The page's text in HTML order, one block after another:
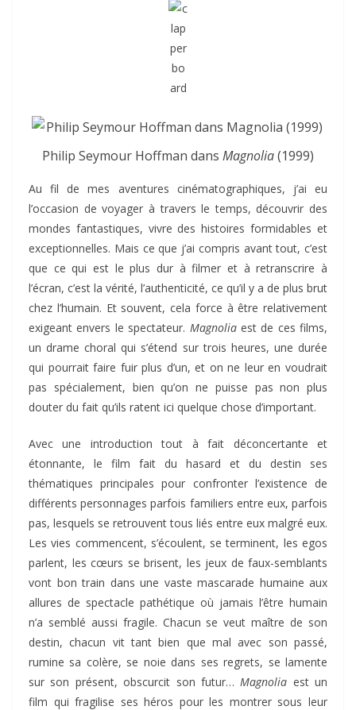
Philip Seymour Hoffman dans Magnolia(1999)
Au fil de mes aventures cinématographiques, j’ai eu
l’occasion de voyager à travers le temps, découvrir des
mondes fantastiques, vivre des histoires formidables et
exceptionnelles. Mais ce que j’ai compris avant tout, c’est
que ce qui est le plus dur à filmer et à retranscrire à
l’écran, c’est la vérité, l’authenticité, ce qu’il y a de plus brut
chez l’humain. Et souvent, cela force à être relativement
exigeant envers le spectateur. Magnoliaest de ces films,
un drame choral qui s’étend sur trois heures, une durée
qui pourrait faire fuir plus d’un, et on ne leur en voudrait
pas spécialement, bien qu’on ne puisse pas non plus
douter du fait qu’ils ratent ici quelque chose d’important.
Avec une introduction tout à fait déconcertante et
étonnante, le film fait du hasard et du destin ses
thématiques principales pour confronter l’existence de
différents personnages parfois familiers entre eux, parfois
pas, lesquels se retrouvent tous liés entre eux malgré eux.
Les vies commencent, s’écoulent, se terminent, les egos
parlent, les cœurs se brisent, les jeux de faux-semblants
vont bon train dans une vaste mascarade humaine aux
allures de spectacle pathétique où jamais l’être humain
n’a semblé aussi fragile. Chacun se veut maître de son
destin, chacun vit tant bien que mal avec son passé,
rumine sa colère, se noie dans ses regrets, se lamente
sur son présent, obscurcit son futur… Magnolia est un
film qui fragilise ses héros pour les montrer sous leur